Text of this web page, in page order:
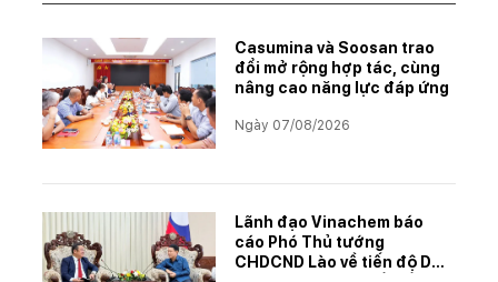
Casumina và Soosan trao
đổi mở rộng hợp tác, cùng
nâng cao năng lực đáp ứng
Ngày 07/08/2026
Lãnh đạo Vinachem báo
cáo Phó Thủ tướng
CHDCND Lào về tiến độ Dự